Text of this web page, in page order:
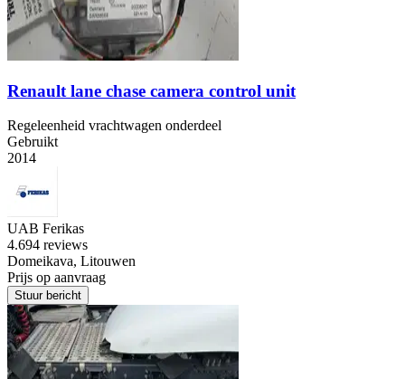
Renault lane chase camera control unit
Regeleenheid vrachtwagen onderdeel
Gebruikt
2014
UAB Ferikas
4.694 reviews
Domeikava, Litouwen
Prijs op aanvraag
Stuur bericht